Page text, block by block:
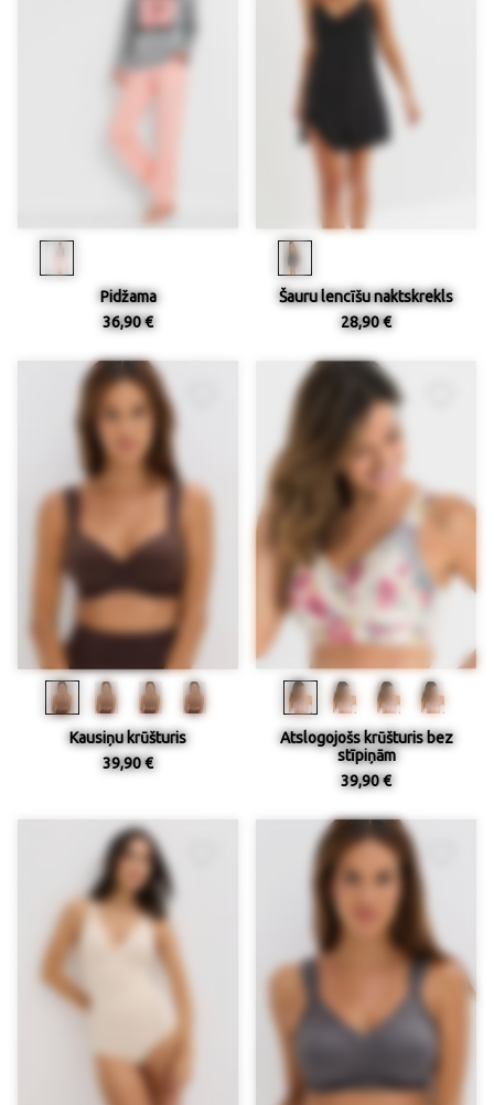
Pidžama
36,90 €
Šauru lencīšu naktskrekls
28,90 €
Kausiņu krūšturis
39,90 €
Atslogojošs krūšturis bez
stīpiņām
39,90 €